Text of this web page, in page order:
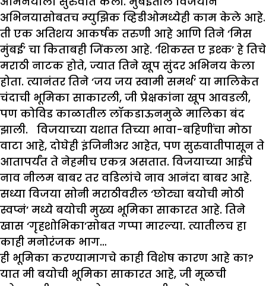
अभिनयासोबतच म्युझिक व्हिडीओमध्येही काम केले आहे.
ती एक अतिशय आकर्षक तरुणी आहे आणि तिने ‘मिस
मुंबई’ चा किताबही जिंकला आहे. ‘शिकस्त ए इश्क’ हे तिचे
मराठी नाटक होते, ज्यात तिने खूप सुंदर अभिनय केला
होता. त्यानंतर तिने ‘जय जय स्वामी समर्थ’ या मालिकेत
चंदाची भूमिका साकारली, जी प्रेक्षकांना खूप आवडली,
पण कोविड काळातील लॉकडाऊनमुळे मालिका बंद
झाली. विजयाच्या यशात तिच्या भावा-बहिणींचा मोठा
वाटा आहे, दोघेही इंजिनीअर आहेत, पण सुरुवातीपासून ते
आतापर्यंत ते नेहमीच एकत्र असतात. विजयाच्या आईचे
नाव नीलम बाबर तर वडिलांचे नाव आनंदा बाबर आहे.
सध्या विजया सोनी मराठीवरील ‘छोट्या बयोची मोठी
स्वप्नं’ मध्ये बयोची मुख्य भूमिका साकारत आहे. तिने
खास ‘गृहशोभिका’सोबत गप्पा मारल्या. त्यातीलच हा
काही मनोरंजक भाग…
ही भूमिका करण्यामागचे काही विशेष कारण आहे का?
यात मी बयोची भूमिका साकारत आहे, जी मूळची